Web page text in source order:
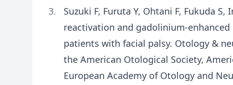
Suzuki F, Furuta Y, Ohtani F, Fukuda S,
reactivation and gadolinium-
patients with facial palsy. Otology &
the American Otological Society,
European Academy of Otology and